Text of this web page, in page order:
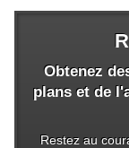
Obtenez
plans et de
Restez au